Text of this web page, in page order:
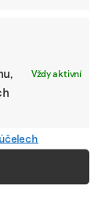
Vždy aktivní